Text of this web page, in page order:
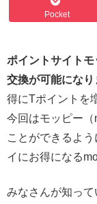
Pocket
ポイントサイト
交換が可能になり
得にTポイントを
今回はモッピー
ことができるよ
イにお得になる
みなさんが知っ